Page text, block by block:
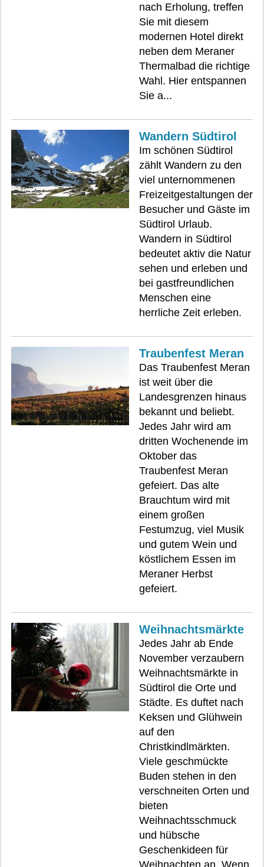
nach Erholung, treffen
Sie mit diesem
modernen Hotel direkt
neben dem Meraner
Thermalbad die richtige
Wahl. Hier entspannen
Sie a...
Wandern Südtirol
Im schönen Südtirol
zählt Wandern zu den
viel unternommenen
Freizeitgestaltungen der
Besucher und Gäste im
Südtirol Urlaub.
Wandern in Südtirol
bedeutet aktiv die Natur
sehen und erleben und
bei gastfreundlichen
Menschen eine
herrliche Zeit erleben.
Traubenfest Meran
Das Traubenfest Meran
ist weit über die
Landesgrenzen hinaus
bekannt und beliebt.
Jedes Jahr wird am
dritten Wochenende im
Oktober das
Traubenfest Meran
gefeiert. Das alte
Brauchtum wird mit
einem großen
Festumzug, viel Musik
und gutem Wein und
köstlichem Essen im
Meraner Herbst
gefeiert.
Weihnachtsmärkte
Jedes Jahr ab Ende
November verzaubern
Weihnachtsmärkte in
Südtirol die Orte und
Städte. Es duftet nach
Keksen und Glühwein
auf den
Christkindlmärkten.
Viele geschmückte
Buden stehen in den
verschneiten Orten und
bieten
Weihnachtsschmuck
und hübsche
Geschenkideen für
Weihnachten an. Wenn